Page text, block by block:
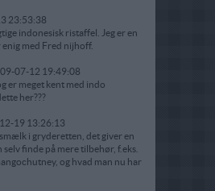
23:53:38
indonesisk ristaffel. Jeg er en
med Fred nijhoff.
07-12 19:49:08
er meget kent med indo
her???
19 13:26:13
i gryderetten, det giver en
selv finde på mere tilbehør, f.eks.
og hvad man nu har